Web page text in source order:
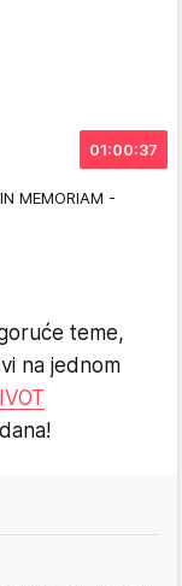
01:00:37
MEMORIAM -
teme,
na jednom